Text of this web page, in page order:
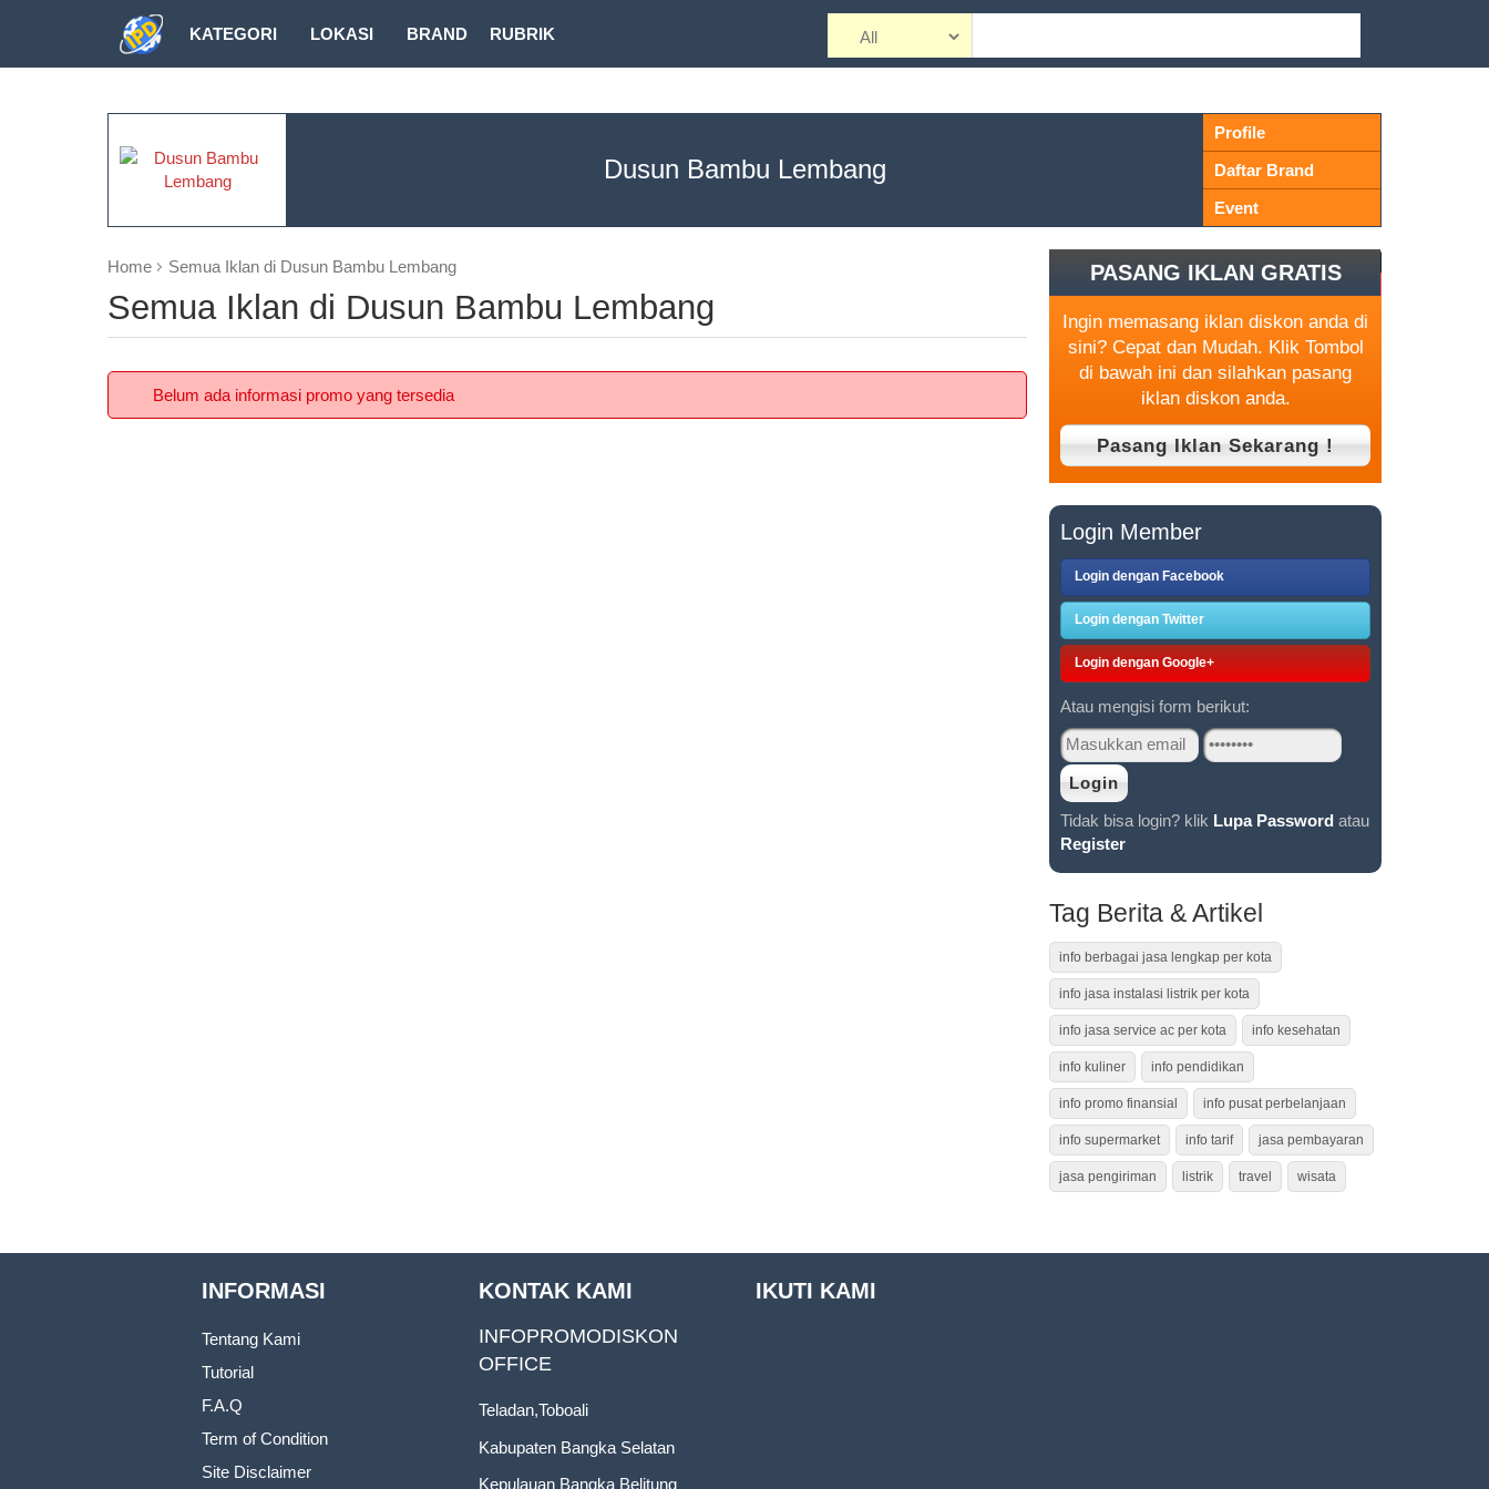
KATEGORI LOKASI BRAND RUBRIK
Dusun Bambu Lembang
Profile
Daftar Brand
Event
Home Semua Iklan di Dusun Bambu Lembang
Semua Iklan di Dusun Bambu Lembang
Belum ada informasi promo yang tersedia
PASANG IKLAN GRATIS
Ingin memasang iklan diskon anda di
sini? Cepat dan Mudah. Klik Tombol
di bawah ini dan silahkan pasang
iklan diskon anda.
Login Member
Login dengan Facebook
Login dengan Twitter
Login dengan Google+
Atau mengisi form berikut:
Tidak bisa login? klik Lupa Password atau
Register
Tag Berita & Artikel
info berbagai jasa lengkap per kota
info jasa instalasi listrik per kota
info jasa service ac per kota info kesehatan
info kuliner info pendidikan
info promo finansial info pusat perbelanjaan
info supermarket info tarif jasa pembayaran
jasa pengiriman listrik travel wisata
INFORMASI
Tentang Kami
Tutorial
F.A.Q
Term of Condition
Site Disclaimer
KONTAK KAMI
INFOPROMODISKON
OFFICE
Teladan,Toboali
Kabupaten Bangka Selatan
Kepulauan Bangka Belitung
IKUTI KAMI